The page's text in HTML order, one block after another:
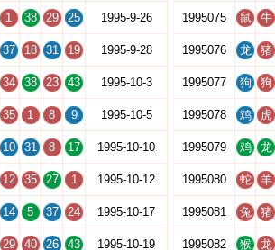
1 38 29 25 1995-9-26
37 18 31 19 1995-9-28
34 38 23 43 1995-10-3
35 1 8 9 1995-10-5
10 31 8 17 1995-10-10
12 35 27 1 1995-10-12
14 5 37 24 1995-10-17
29 40 26 43 1995-10-19
1995075 鼠 牛
1995076 龙 猪
1995077 狗 狗
1995078 鸡 虎
1995079 鸡 龙
1995080 蛇 羊
1995081 兔 猪
1995082 猴 龙